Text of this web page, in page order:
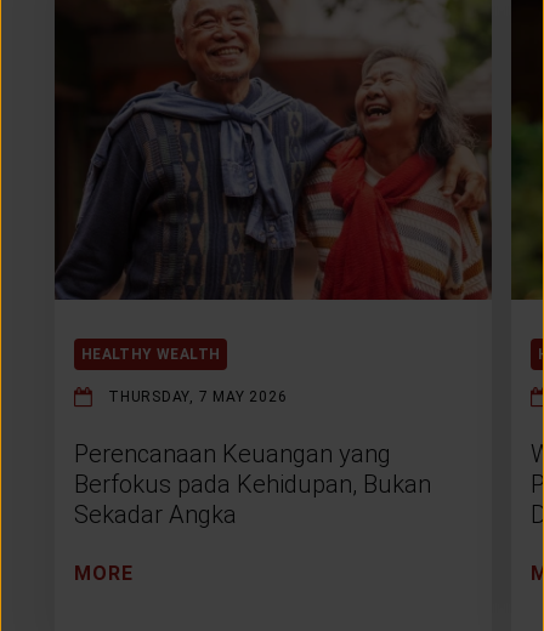
HEALTHY WEALTH
THURSDAY, 7 MAY 2026
Perencanaan Keuangan yang
Berfokus pada Kehidupan, Bukan
Sekadar Angka
MORE